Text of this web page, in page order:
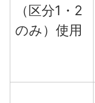
（区分1・2
のみ）使用